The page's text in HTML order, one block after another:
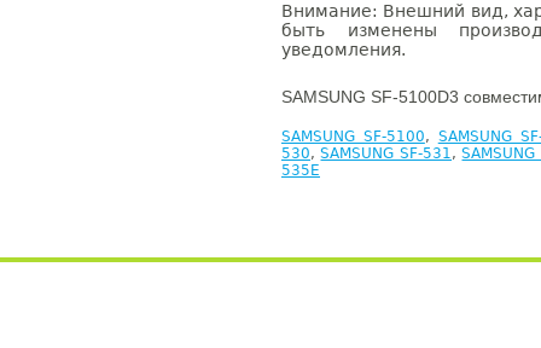
Внимание: Внешний вид,
быть изменены
уведомления.
SAMSUNG SF-5100D3
SAMSUNG SF-5100, SAMSUNG
530,SAMSUNG SF-531,
535E